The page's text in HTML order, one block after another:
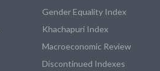
Gender Equality Index
Khachapuri Index
Macroeconomic Review
Discontinued Indexes